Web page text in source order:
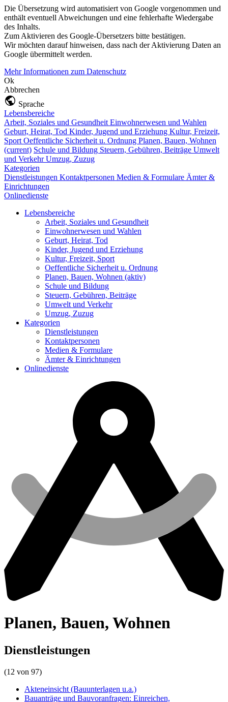
Die Übersetzung wird automatisiert von Google vorgenommen und
enthält eventuell Abweichungen und eine fehlerhafte Wiedergabe
des Inhalts.
Zum Aktivieren des Google-Übersetzers bitte bestätigen.
Wir möchten darauf hinweisen, dass nach der Aktivierung Daten an
Google übermittelt werden.
Mehr Informationen zum Datenschutz
Ok
Abbrechen
Sprache
Lebensbereiche
Arbeit, Soziales und Gesundheit Einwohnerwesen und Wahlen
Geburt, Heirat, Tod Kinder, Jugend und Erziehung Kultur, Freizeit,
Sport Oeffentliche Sicherheit u. Ordnung Planen, Bauen, Wohnen
(current) Schule und Bildung Steuern, Gebühren, Beiträge Umwelt
und VerkehrUmzug, Zuzug
Kategorien
Dienstleistungen Kontaktpersonen Medien & Formulare Ämter &
Einrichtungen
Onlinedienste
Lebensbereiche
Arbeit, Soziales und Gesundheit
Einwohnerwesen und Wahlen
Geburt, Heirat, Tod
Kinder, Jugend und Erziehung
Kultur, Freizeit, Sport
Oeffentliche Sicherheit u. Ordnung
Planen, Bauen, Wohnen (aktiv)
Schule und Bildung
Steuern, Gebühren, Beiträge
Umwelt und Verkehr
Umzug, Zuzug
Kategorien
Dienstleistungen
Kontaktpersonen
Medien & Formulare
Ämter & Einrichtungen
Onlinedienste
Planen, Bauen, Wohnen
Dienstleistungen
(12 von 97)
Akteneinsicht (Bauunterlagen u.a.)
Bauanträge und Bauvoranfragen: Einreichen,